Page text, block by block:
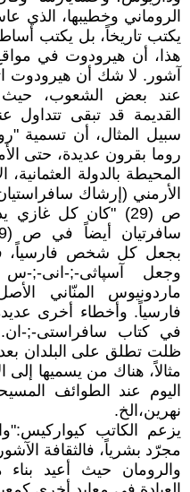
الروماني وخطيبها، الذي
يكتب تاريخاً، بل يكتب
هذا، أن هيرودوت في
آشور. لا شك أن هيرودوت
عند بعض الشعوب، حيث
القديمة قد تبقى تتداول
سبيل المثال، أن تسمية
روما بقرون عديدة، حتى
المحيطة بالدولة
الأرمني (إرشاك
ص (29) "كان كل
بجعل كل شخص فارسياً،
وجعل آسپاثی-;-انی-;-
ماردونيوس المنّاني
فارسياً. وأخطاء أخرى
في کتاب سافراستی-;-ان.
ظلت تطلق على البلدان بعد
مثالاً، هناك من يسميها إلى
اليوم عند الطوائف
نهرين،الخ.
يزعم الكاتب
مجرّد بشرياً، فالثقافة
والرومان حيث أعيد